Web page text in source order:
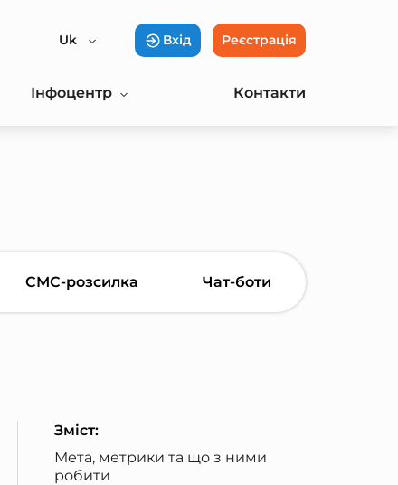
Uk Вхід Реєстрація
Інфоцентр Контакти
СМС-розсилка Чат-боти
Зміст:
Мета, метрики та що з ними
робити